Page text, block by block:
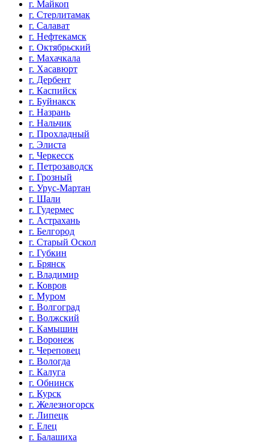
г. Майкоп
г. Стерлитамак
г. Салават
г. Нефтекамск
г. Октябрьский
г. Махачкала
г. Хасавюрт
г. Дербент
г. Каспийск
г. Буйнакск
г. Назрань
г. Нальчик
г. Прохладный
г. Элиста
г. Черкесск
г. Петрозаводск
г. Грозный
г. Урус-Мартан
г. Шали
г. Гудермес
г. Астрахань
г. Белгород
г. Старый Оскол
г. Губкин
г. Брянск
г. Владимир
г. Ковров
г. Муром
г. Волгоград
г. Волжский
г. Камышин
г. Воронеж
г. Череповец
г. Вологда
г. Калуга
г. Обнинск
г. Курск
г. Железногорск
г. Липецк
г. Елец
г. Балашиха